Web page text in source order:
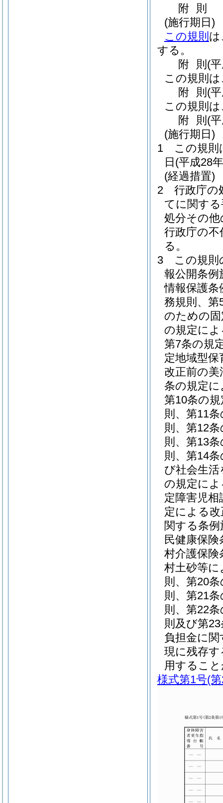
附 則
(施行期日)
この規則 は
する。
附 則 (
この規則
附 則 (
この規則
附 則 (
(施行期日)
1
この規則
日 (平成28
(経過措置)
2
行政庁の
てに関す
処分その
行政庁の
る。
3
この規則
報公開条例
情報保護条
務規則、第
のための
の規定によ
第7条の規
定地域型
改正前の
条の規定
第10条の
則、第11
則、第12
則、第13
則、第14
び社会生
の規定によ
定障害児
定による
関する条
民健康保
村介護保険
村土砂等
則、第20
則、第21
則、第22
則及び第
負担金に
現に残存
用するこ
様式第1号(